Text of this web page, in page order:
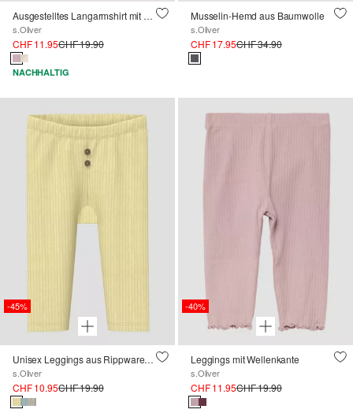
Ausgestelltes Langarmshirt mit Print und Applikation
s.Oliver
CHF 11.95CHF 19.90
NACHHALTIG
Musselin-Hemd aus Baumwolle
s.Oliver
CHF 17.95CHF 34.90
-45%
Unisex Leggings aus Rippware mit Zierknöpfen
s.Oliver
CHF 10.95CHF 19.90
-40%
Leggings mit Wellenkante
s.Oliver
CHF 11.95CHF 19.90